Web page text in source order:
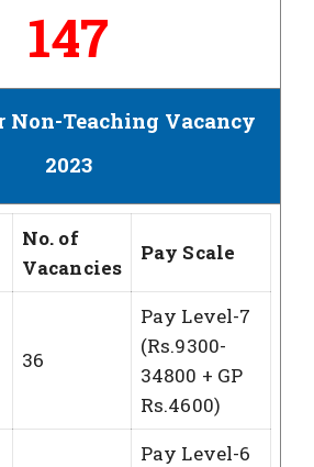
147
Non-Teaching Vacancy
2023
No. of
Vacancies
Pay Scale
36
Pay Level-7
(Rs.9300-
34800 + GP
Rs.4600)
Pay Level-6